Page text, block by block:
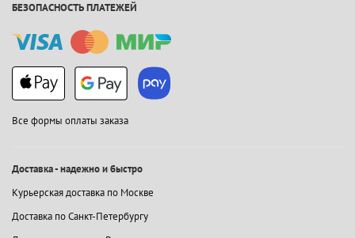
БЕЗОПАСНОСТЬ ПЛАТЕЖЕЙ
Все формы оплаты заказа
Доставка - надежно и быстро
Курьерская доставка по Москве
Доставка по Санкт-Петербургу